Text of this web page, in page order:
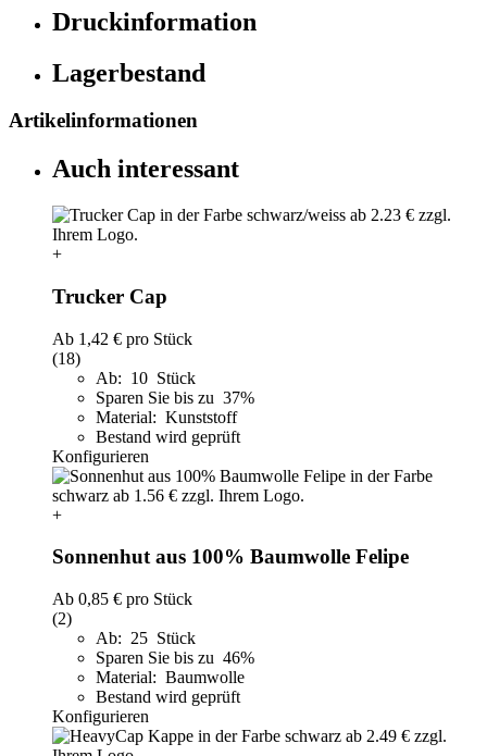
Druckinformation
Lagerbestand
Artikelinformationen
Auch interessant
+
Trucker Cap
Ab 1,42 € pro Stück
(18)
Ab: 10 Stück
Sparen Sie bis zu 37%
Material: Kunststoff
Bestand wird geprüft
Konfigurieren
+
Sonnenhut aus 100% Baumwolle Felipe
Ab 0,85 € pro Stück
(2)
Ab: 25 Stück
Sparen Sie bis zu 46%
Material: Baumwolle
Bestand wird geprüft
Konfigurieren